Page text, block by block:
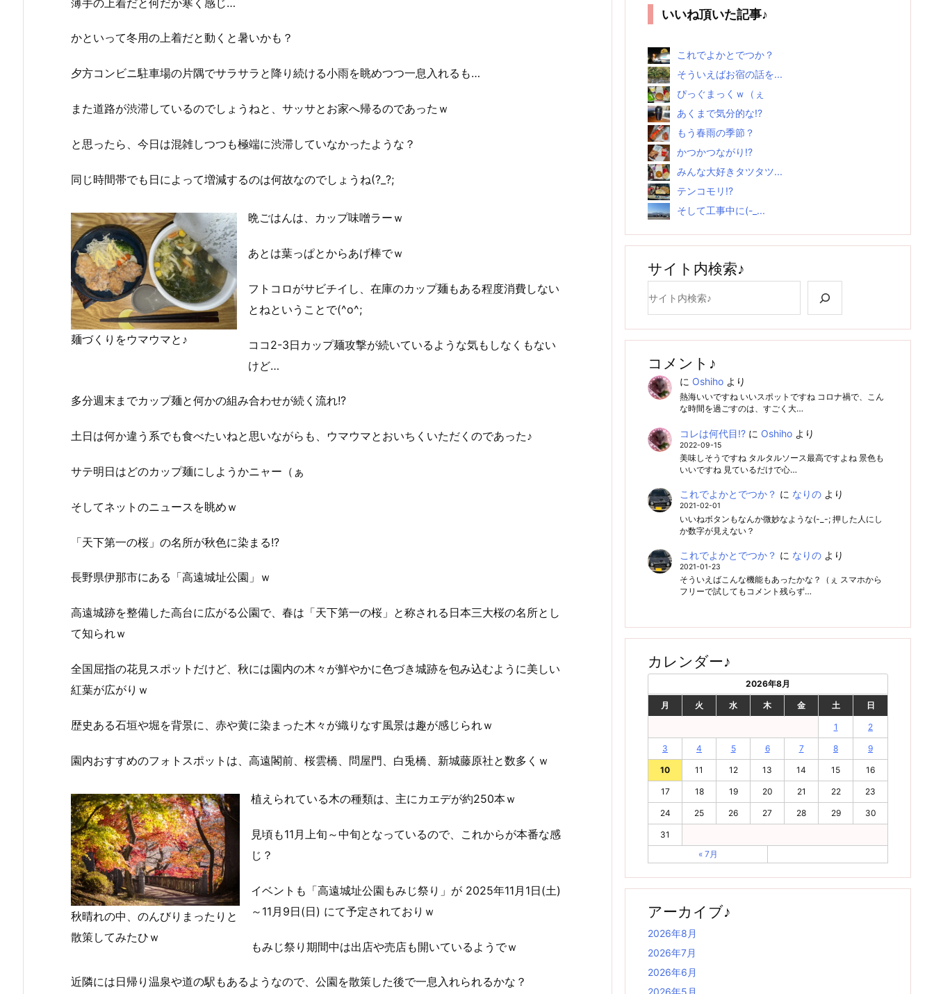
かといって冬用の上着だと動くと暑いかも？
夕方コンビニ駐車場の片隅でサラサラと降り続ける小雨を眺めつつ一息入れるも…
また道路が渋滞しているのでしょうねと、サッサとお家へ帰るのであったｗ
と思ったら、今日は混雑しつつも極端に渋滞していなかったような？
同じ時間帯でも日によって増減するのは何故なのでしょうね(?_?;
麺づくりをウマウマと♪
晩ごはんは、カップ味噌ラーｗ
あとは葉っぱとからあげ棒でｗ
フトコロがサビチイし、在庫のカップ麺もある程度消費しない
とねということで(^o^;
ココ2-3日カップ麺攻撃が続いているような気もしなくもない
けど…
多分週末までカップ麺と何かの組み合わせが続く流れ!?
土日は何か違う系でも食べたいねと思いながらも、ウマウマとおいちくいただくのであった♪
サテ明日はどのカップ麺にしようかニャー（ぁ
そしてネットのニュースを眺めｗ
「天下第一の桜」の名所が秋色に染まる!?
長野県伊那市にある「高遠城址公園」ｗ
高遠城跡を整備した高台に広がる公園で、春は「天下第一の桜」と称される日本三大桜の名所とし
て知られｗ
全国屈指の花見スポットだけど、秋には園内の木々が鮮やかに色づき城跡を包み込むように美しい
紅葉が広がりｗ
歴史ある石垣や堀を背景に、赤や黄に染まった木々が織りなす風景は趣が感じられｗ
園内おすすめのフォトスポットは、高遠閣前、桜雲橋、問屋門、白兎橋、新城藤原社と数多くｗ
秋晴れの中、のんびりまったりと
散策してみたひｗ
植えられている木の種類は、主にカエデが約250本ｗ
見頃も11月上旬～中旬となっているので、これからが本番な感
じ？
イベントも「高遠城址公園もみじ祭り」が 2025年11月1日(土)
～11月9日(日) にて予定されておりｗ
もみじ祭り期間中は出店や売店も開いているようでｗ
近隣には日帰り温泉や道の駅もあるようなので、公園を散策した後で一息入れられるかな？
いいね頂いた記事♪
これでよかとでつか？
そういえばお宿の話を...
ぴっぐまっくｗ（ぇ
あくまで気分的な!?
もう春雨の季節？
かつかつながり!?
みんな大好きタツタツ...
テンコモリ!?
そして工事中に(-_...
サイト内検索♪
コメント♪
に Oshihoより
熱海いいですね いいスポットですね コロナ禍で、こん
な時間を過ごすのは、すごく大…
コレは何代目!?に Oshihoより
2022-09-15
美味しそうですね タルタルソース最高ですよね 景色も
いいですね 見ているだけで心…
これでよかとでつか？ に なりのより
2021-02-01
いいねボタンもなんか微妙なような(-_-; 押した人にし
か数字が見えない？
これでよかとでつか？ に なりのより
2021-01-23
そういえばこんな機能もあったかな？（ぇ スマホから
フリーで試してもコメント残らず…
カレンダー♪
2026年8月
月 火 水 木 金 土 日
1 2
3 4 5 6 7 8 9
10 11 12 13 14 15 16
17 18 19 20 21 22 23
24 25 26 27 28 29 30
31
« 7月
アーカイブ♪
2026年8月
2026年7月
2026年6月